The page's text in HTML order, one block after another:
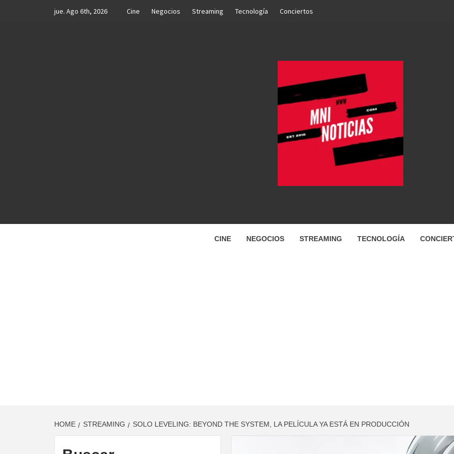
jue. Ago 6th, 2026 Cine Negocios Streaming Tecnología Conciertos
MNI NOTICIAS
CINE NEGOCIOS STREAMING TECNOLOGÍA
HOME STREAMING SOLO LEVELING: BEYOND THE SYSTEM, LA PELÍCULA YA ESTÁ EN PRODUCCIÓN